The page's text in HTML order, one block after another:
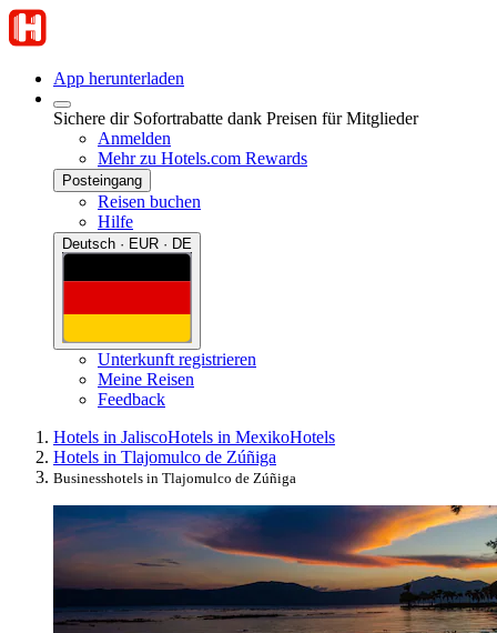
App herunterladen
Sichere dir Sofortrabatte dank Preisen für Mitglieder
Anmelden
Mehr zu Hotels.com Rewards
Posteingang
Reisen buchen
Hilfe
Deutsch · EUR · DE
Unterkunft registrieren
Meine Reisen
Feedback
Hotels in JaliscoHotels in MexikoHotels
Hotels in Tlajomulco de Zúñiga
Businesshotels in Tlajomulco de Zúñiga